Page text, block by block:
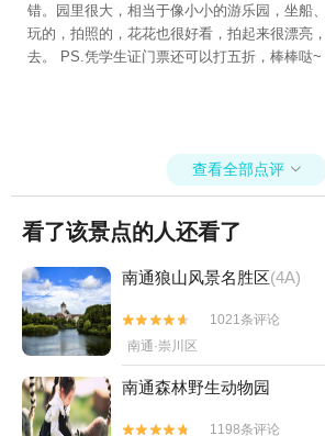
错。园里很大，相当于像小小的游乐园，坐船
玩的，拍照的，花花也很好看，拍起来很漂亮
去。 PS.凭学生证门票还可以打五折，棒棒哒~
查看全部点评 
看了该景点的人还看了
南通狼山风景名胜区(4A)


1021条评论
南通·崇川区
南通森林野生动物园

 1198条评论